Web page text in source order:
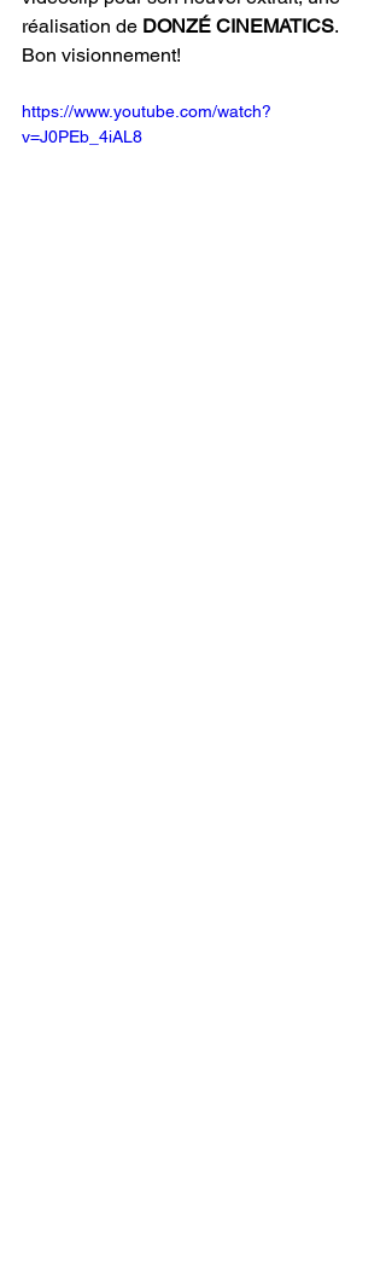
réalisation de DONZÉ CINEMATICS.
Bon visionnement!
https://www.youtube.com/watch?
v=J0PEb_4iAL8